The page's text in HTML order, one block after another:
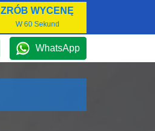
ZRÓB WYCENĘ
W 60 Sekund
WhatsApp